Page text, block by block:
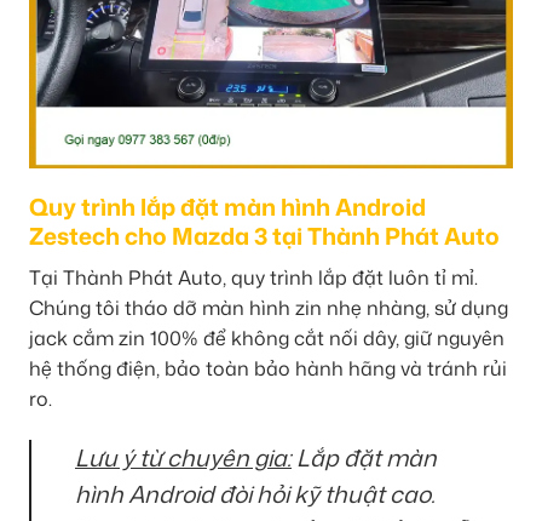
Quy trình lắp đặt màn hình Android
Zestech cho Mazda 3 tại Thành Phát Auto
Tại Thành Phát Auto, quy trình lắp đặt luôn tỉ mỉ.
Chúng tôi tháo dỡ màn hình zin nhẹ nhàng, sử dụng
jack cắm zin 100% để không cắt nối dây, giữ nguyên
hệ thống điện, bảo toàn bảo hành hãng và tránh rủi
ro.
Lưu ý từ chuyên gia:Lắp đặt màn
hình Android đòi hỏi kỹ thuật cao.